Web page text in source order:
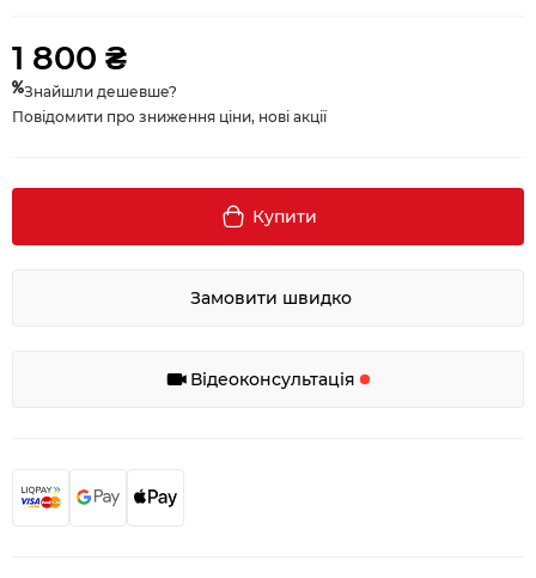
1 800 ₴
Знайшли дешевше?
Повідомити про зниження ціни, нові акції
Купити
Замовити швидко
Відеоконсультація